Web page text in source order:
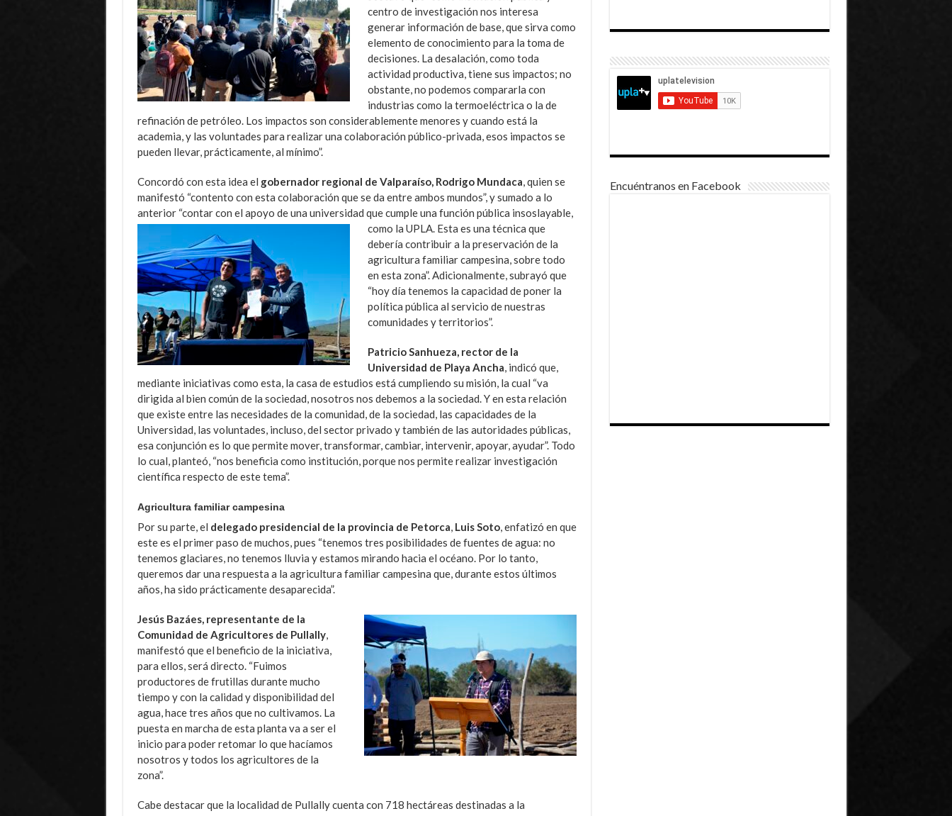
centro de investigación nos interesa
generar información de base, que sirva como
elemento de conocimiento para la toma de
decisiones. La desalación, como toda
actividad productiva, tiene sus impactos; no
obstante, no podemos compararla con
industrias como la termoeléctrica o la de
refinación de petróleo. Los impactos son considerablemente menores y cuando está la
academia, y las voluntades para realizar una colaboración público-privada, esos impactos se
pueden llevar, prácticamente, al mínimo”.
Concordó con esta idea el gobernador regional de Valparaíso, Rodrigo Mundaca, quien se
manifestó “contento con esta colaboración que se da entre ambos mundos”, y sumado a lo
anterior “contar con el apoyo de una universidad que cumple una función pública insoslayable,
como la UPLA. Esta es una técnica que
debería contribuir a la preservación de la
agricultura familiar campesina, sobre todo
en esta zona”. Adicionalmente, subrayó que
“hoy día tenemos la capacidad de poner la
política pública al servicio de nuestras
comunidades y territorios”.
Patricio Sanhueza, rector de la
Universidad de Playa Ancha, indicó que,
mediante iniciativas como esta, la casa de estudios está cumpliendo su misión, la cual “va
dirigida al bien común de la sociedad, nosotros nos debemos a la sociedad. Y en esta relación
que existe entre las necesidades de la comunidad, de la sociedad, las capacidades de la
Universidad, las voluntades, incluso, del sector privado y también de las autoridades públicas,
esa conjunción es lo que permite mover, transformar, cambiar, intervenir, apoyar, ayudar”. Todo
lo cual, planteó, “nos beneficia como institución, porque nos permite realizar investigación
científica respecto de este tema”.
Agricultura familiar campesina
Por su parte, el delegado presidencial de la provincia de Petorca,Luis Soto, enfatizó en que
este es el primer paso de muchos, pues “tenemos tres posibilidades de fuentes de agua: no
tenemos glaciares, no tenemos lluvia y estamos mirando hacia el océano. Por lo tanto,
queremos dar una respuesta a la agricultura familiar campesina que, durante estos últimos
años, ha sido prácticamente desaparecida”.
Jesús Bazáes, representante de la
Comunidad de Agricultores de Pullally,
manifestó que el beneficio de la iniciativa,
para ellos, será directo. “Fuimos
productores de frutillas durante mucho
tiempo y con la calidad y disponibilidad del
agua, hace tres años que no cultivamos. La
puesta en marcha de esta planta va a ser el
inicio para poder retomar lo que hacíamos
nosotros y todos los agricultores de la
zona”.
Cabe destacar que la localidad de Pullally cuenta con 718 hectáreas destinadas a la
Encuéntranos en Facebook